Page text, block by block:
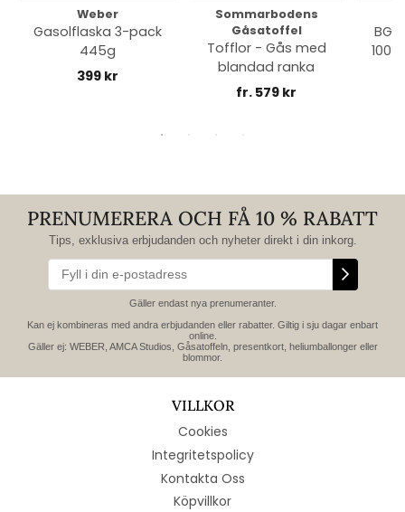
Weber
Gasolflaska 3-pack
445g
399 kr
Sommarbodens
Gåsatoffel
Tofflor - Gås med
blandad ranka
fr. 579 kr
PRENUMERERA OCH FÅ 10 % RABATT
Tips, exklusiva erbjudanden och nyheter direkt i din inkorg.
Gäller endast nya prenumeranter.
Kan ej kombineras med andra erbjudanden eller rabatter. Giltig i sju dagar enbart
online.
Gäller ej: WEBER, AMCA Studios, Gåsatoffeln, presentkort, heliumballonger eller
blommor.
VILLKOR
Cookies
Integritetspolicy
Kontakta Oss
Köpvillkor